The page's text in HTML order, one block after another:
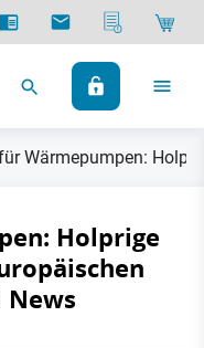
Wärmepumpen:
Holprige